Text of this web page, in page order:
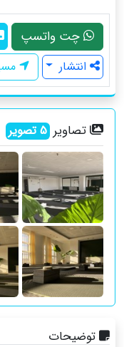
چت واتسپ
انتشار
تصاویر 5تصویر
توضیحات